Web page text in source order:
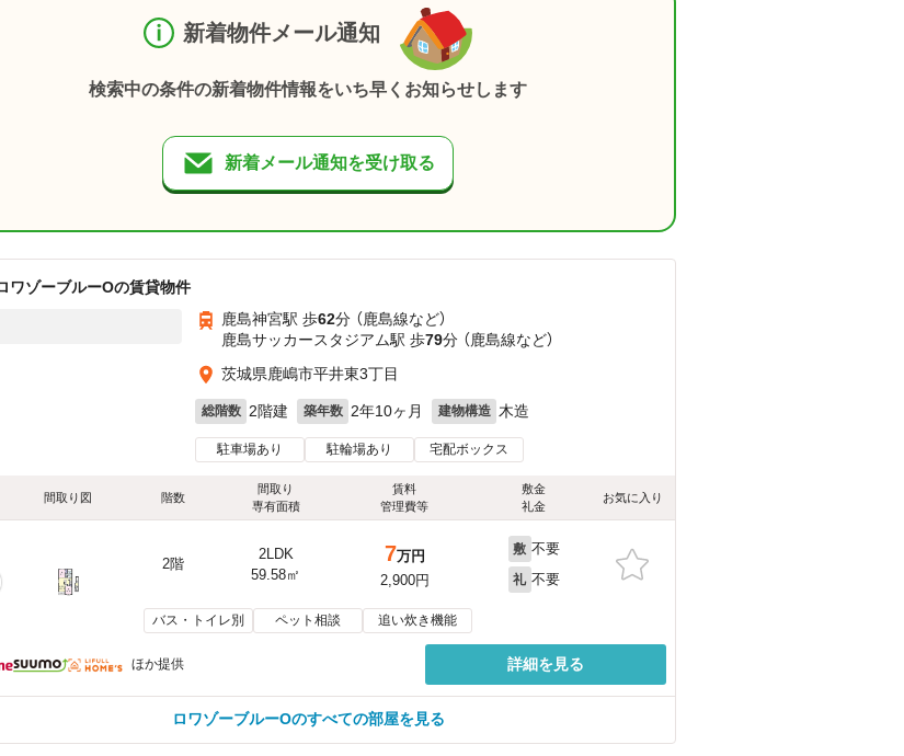
新着物件メール通知
検索中の条件の新着物件情報をいち早くお知らせします
新着メール通知を受け取る
ワゾーブルーOの賃貸物件
鹿島神宮駅 歩62分 （鹿島線など）
鹿島サッカースタジアム駅 歩79分 （鹿島線など）
茨城県鹿嶋市平井東3丁目
総階数 2階建 築年数 2年10ヶ月 建物構造 木造
駐車場あり 駐輪場あり 宅配ボックス
間取り図 階数
間取り
専有面積
賃料
管理費等
敷金
礼金
お気に入り
2階
2LDK
59.58㎡
7万円
2,900円
敷 不要
礼 不要
バス・トイレ別 ペット相談 追い炊き機能
ほか提供 詳細を見る
ロワゾーブルーOのすべての部屋を見る